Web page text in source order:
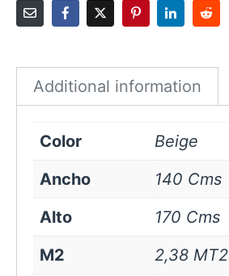
cms
Additional information
Color
Beige
Ancho
140 Cms
Alto
170 Cms
M2
2,38 MT2